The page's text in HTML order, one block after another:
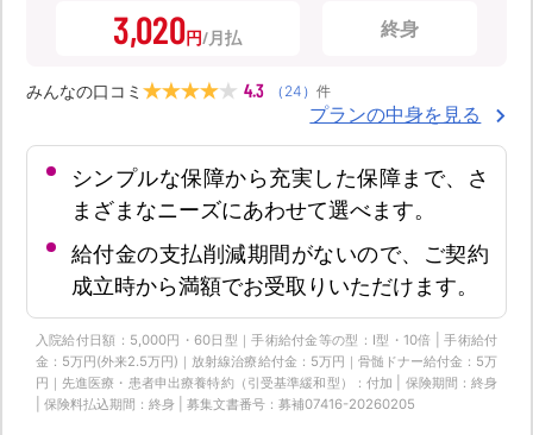
3,020円 終身
みんなの口コミ 4.3 （ 24 ） 件
プランの中身を見る
シンプルな保障から充実した保障まで、さ
まざまなニーズにあわせて選べます。
給付金の支払削減期間がないので、ご契約
成立時から満額でお受取りいただけます。
入院給付日額：5,000円・60日型｜手術給付金等の型：Ⅰ型・10倍 | 手術給付
金：5万円(外来2.5万円)｜放射線治療給付金：5万円｜骨髄ドナー給付金：5万
円｜先進医療・患者申出療養特約（引受基準緩和型）：付加 | 保険期間：終身
| 保険料払込期間：終身 | 募集文書番号：募補07416-20260205